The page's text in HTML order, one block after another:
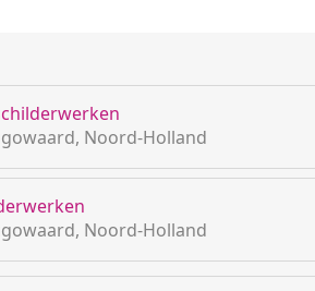
Noord-Holland
Noord-Holland